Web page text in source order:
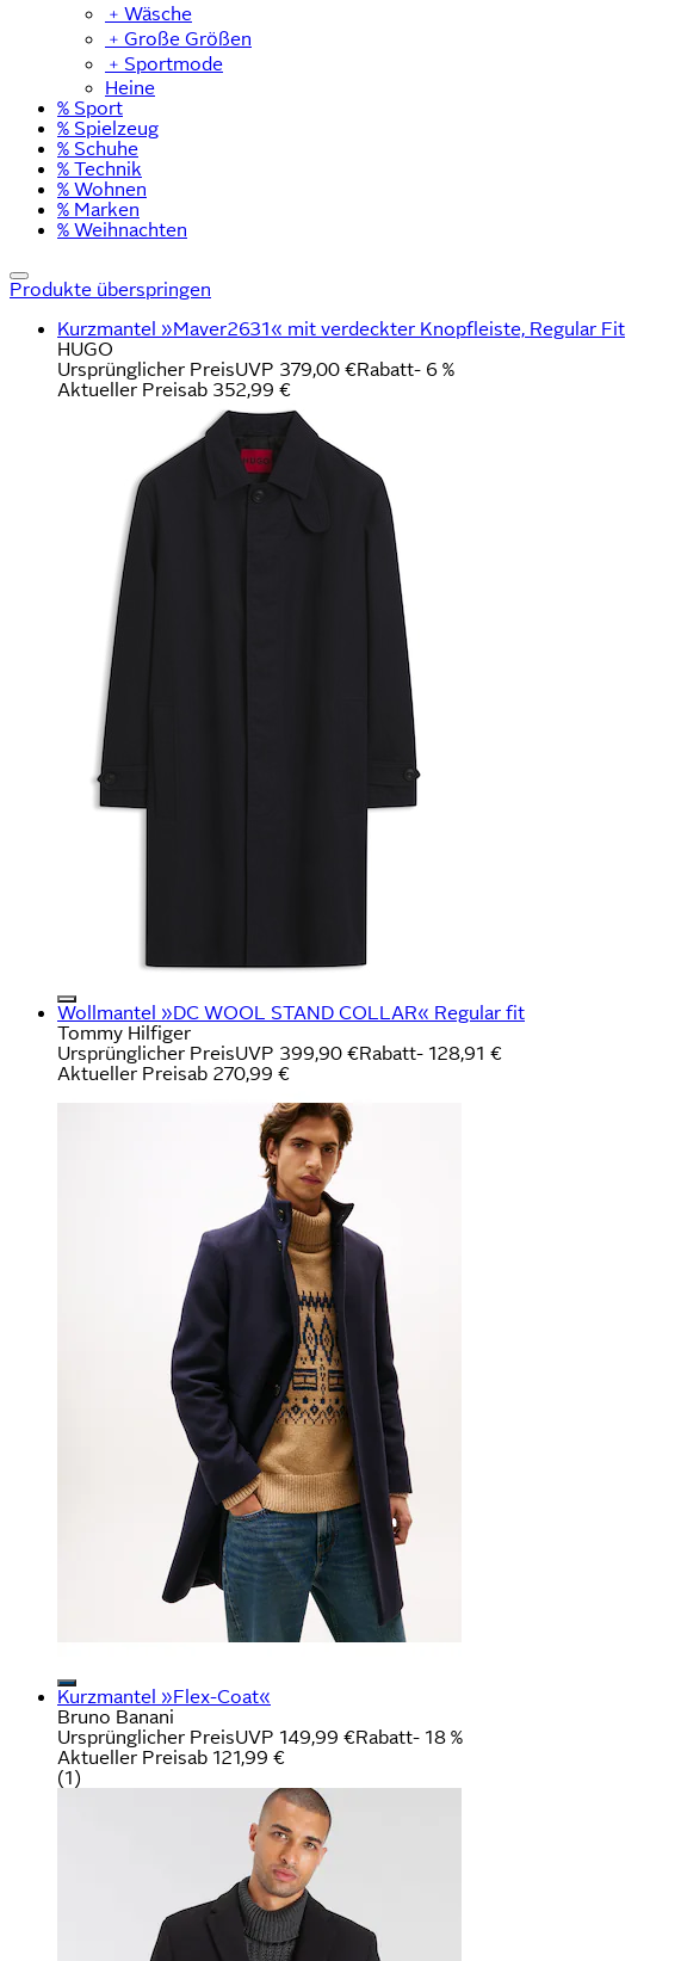
﹢ Wäsche
﹢ Große Größen
﹢ Sportmode
Heine
% Sport
% Spielzeug
% Schuhe
% Technik
% Wohnen
% Marken
% Weihnachten
Produkte überspringen
Kurzmantel »Maver2631« mit verdeckter Knopfleiste, Regular Fit
HUGO
Ursprünglicher PreisUVP 379,00 €Rabatt- 6 %
Aktueller Preisab 352,99 €
Wollmantel »DC WOOL STAND COLLAR« Regular fit
Tommy Hilfiger
Ursprünglicher PreisUVP 399,90 €Rabatt- 128,91 €
Aktueller Preisab 270,99 €
Kurzmantel »Flex-Coat«
Bruno Banani
Ursprünglicher PreisUVP 149,99 €Rabatt- 18 %
Aktueller Preisab 121,99 €
(1)